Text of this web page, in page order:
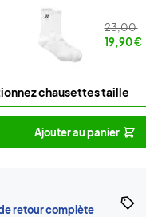
23,00
19,90€
Ajouter au panier
retour complète